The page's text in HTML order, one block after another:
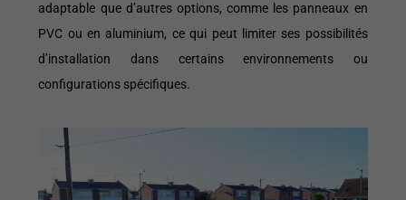
adaptable que d’autres options, comme les panneaux en
PVC ou en aluminium, ce qui peut limiter ses possibilités
d’installation dans certains environnements ou
configurations spécifiques.